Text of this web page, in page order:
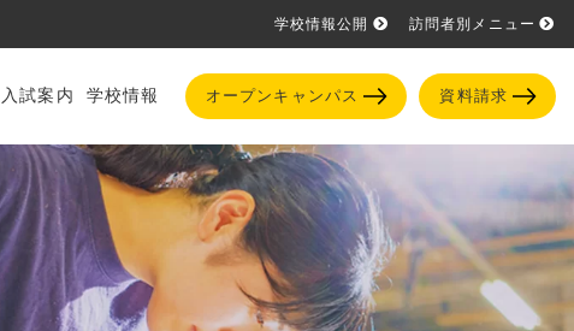
学校情報公開 訪問者別メニュー
入試案内 学校情報 オープンキャンパス 資料請求